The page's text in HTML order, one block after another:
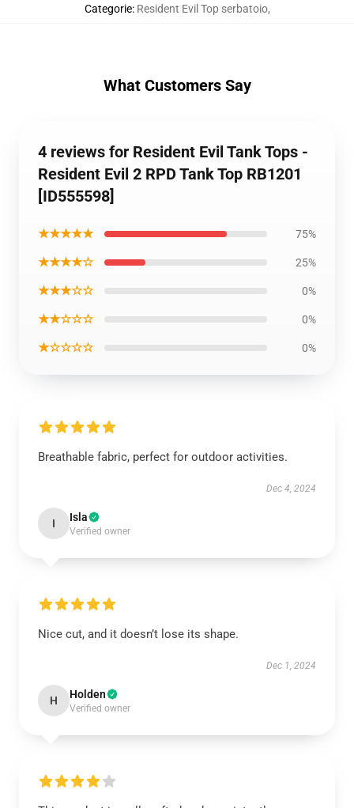
Categorie: Resident Evil Top serbatoio,
What Customers Say
4 reviews for Resident Evil Tank Tops -
Resident Evil 2 RPD Tank Top RB1201
[ID555598]
★★★★★ 75%
★★★★☆ 25%
★★★☆☆ 0%
★★☆☆☆ 0%
★☆☆☆☆ 0%
Breathable fabric, perfect for outdoor activities.
Dec 4, 2024
I Isla
Verified owner
Nice cut, and it doesn’t lose its shape.
Dec 1, 2024
H Holden
Verified owner